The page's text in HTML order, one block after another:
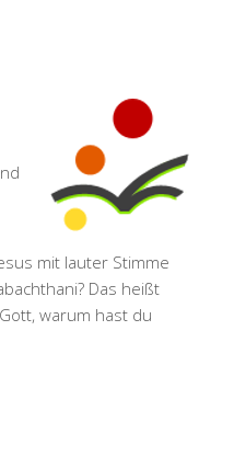
mit lauter Stimme
Das heißt
warum hast du